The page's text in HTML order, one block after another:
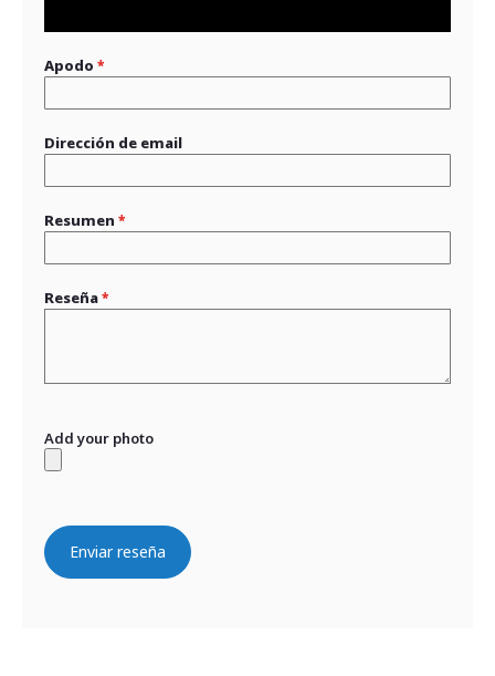
Apodo
Dirección de email
Resumen
Reseña
Add your photo
Enviar reseña